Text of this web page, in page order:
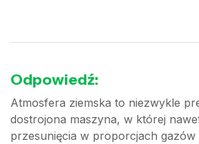
Odpowiedź:
Atmosfera ziemska to niezwykle
dostrojona maszyna, w której
przesunięcia w proporcjach gazów